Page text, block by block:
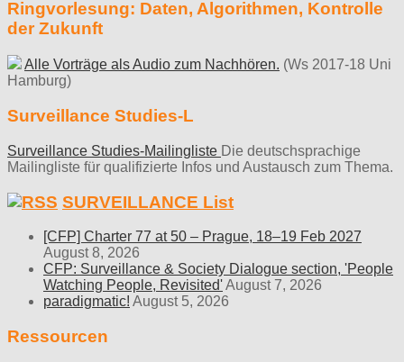
Ringvorlesung: Daten, Algorithmen, Kontrolle
der Zukunft
Alle Vorträge als Audio zum Nachhören. (Ws 2017-18 Uni
Hamburg)
Surveillance Studies-L
Surveillance Studies-Mailingliste Die deutschsprachige
Mailingliste für qualifizierte Infos und Austausch zum Thema.
SURVEILLANCE List
[CFP] Charter 77 at 50 – Prague, 18–19 Feb 2027
August 8, 2026
CFP: Surveillance & Society Dialogue section, 'People
Watching People, Revisited'August 7, 2026
paradigmatic! August 5, 2026
Ressourcen